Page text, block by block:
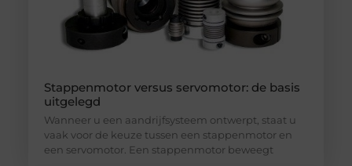
Stappenmotor versus servomotor: de basis
uitgelegd
Wanneer u een aandrijfsysteem ontwerpt, staat u
vaak voor de keuze tussen een stappenmotor en
een servomotor. Een stappenmotor beweegt